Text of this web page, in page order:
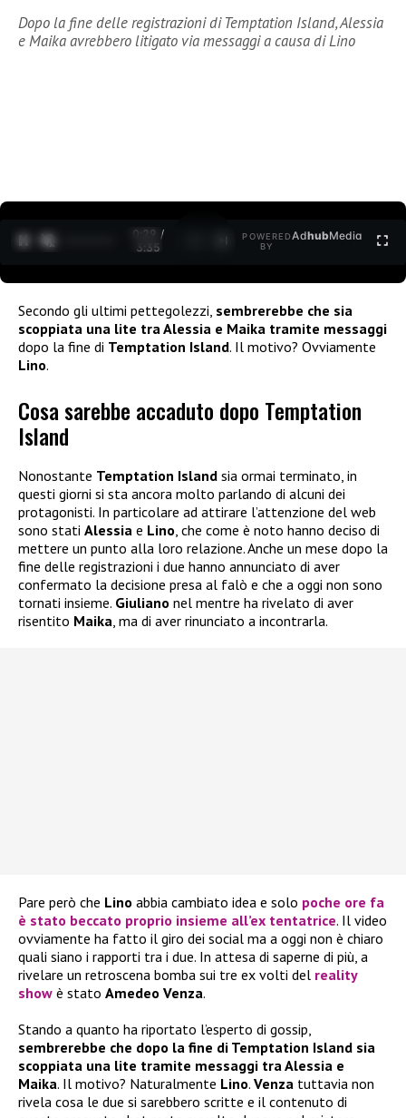
Dopo la fine delle registrazioni di Temptation Island, Alessia
e Maika avrebbero litigato via messaggi a causa di Lino
0:30 /
3:35
POWERED
BY
AdhubMedia
Secondo gli ultimi pettegolezzi, sembrerebbe che sia
scoppiata una lite tra Alessia e Maika tramite messaggi
dopo la fine di Temptation Island. Il motivo? Ovviamente
Lino.
Cosa sarebbe accaduto dopo Temptation
Island
Nonostante Temptation Island sia ormai terminato, in
questi giorni si sta ancora molto parlando di alcuni dei
protagonisti. In particolare ad attirare l’attenzione del web
sono stati Alessia e Lino, che come è noto hanno deciso di
mettere un punto alla loro relazione. Anche un mese dopo la
fine delle registrazioni i due hanno annunciato di aver
confermato la decisione presa al falò e che a oggi non sono
tornati insieme. Giuliano nel mentre ha rivelato di aver
risentito Maika, ma di aver rinunciato a incontrarla.
Pare però che Lino abbia cambiato idea e solo poche ore fa
è stato beccato proprio insieme all’ex tentatrice. Il video
ovviamente ha fatto il giro dei social ma a oggi non è chiaro
quali siano i rapporti tra i due. In attesa di saperne di più, a
rivelare un retroscena bomba sui tre ex volti del reality
show è stato Amedeo Venza.
Stando a quanto ha riportato l’esperto di gossip,
sembrerebbe che dopo la fine di Temptation Island sia
scoppiata una lite tramite messaggi tra Alessia e
Maika. Il motivo? Naturalmente Lino. Venza tuttavia non
rivela cosa le due si sarebbero scritte e il contenuto di